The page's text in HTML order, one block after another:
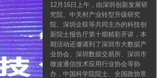
为优化问题
12月16日上午，由深圳创新发展研
究院、中关村产业转型升级研究
院、深圳企联等共同主办的科技创
新院士报告厅第十期精彩开讲，本
期活动还邀请到了深圳市大数据产
业协会、深圳数据交易所、深圳市
微波通信技术应用行业协会等协
办，中国科学院院士、全国政协常